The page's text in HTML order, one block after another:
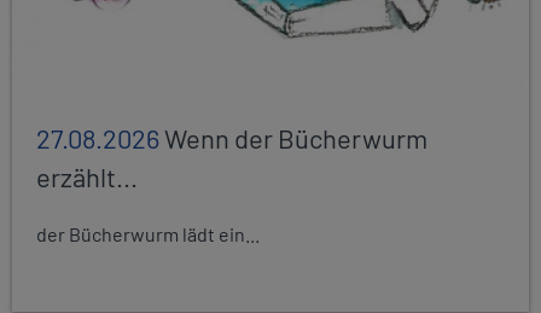
27.08.2026Wenn der Bücherwurm
erzählt...
der Bücherwurm lädt ein...